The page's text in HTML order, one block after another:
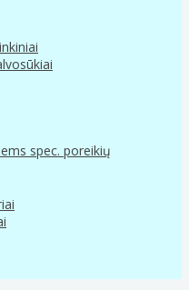
spec. poreikių